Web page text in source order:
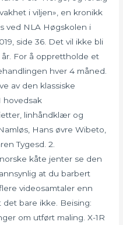
i viljen», en kronikk
ved NLA Høgskolen i
side 36. Det vil ikke bli
For å opprettholde et
hver 4 måned.
av den klassiske
hovedsak
linhåndklær og
Hans øvre Wibeto,
Tygesd. 2.
kåte jenter se den
at du barbert
videosamtaler enn
bare ikke. Beising:
om utført maling. X-1R